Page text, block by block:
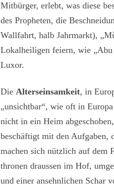
Mitbürger, erlebt, was diese
des Propheten, die
Wallfahrt, halb Jahrmarkt),
Lokalheiligen feiern, wie
Luxor.
Die Alterseinsamkeit, in
„unsichtbar“, wie oft in
nicht in ein Heim
beschäftigt mit den Aufgaben,
machen sich nützlich auf dem
thronen draussen im Hof,
und einer ansehnlichen Schar